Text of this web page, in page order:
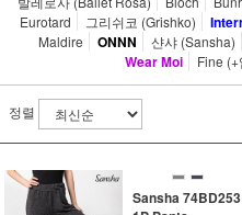
Eurotard
그리쉬코 (Grishko)
Maldire
ONNN 샨샤 (Sansha)
Wear Moi Fine
정렬
Sansha 74BD253